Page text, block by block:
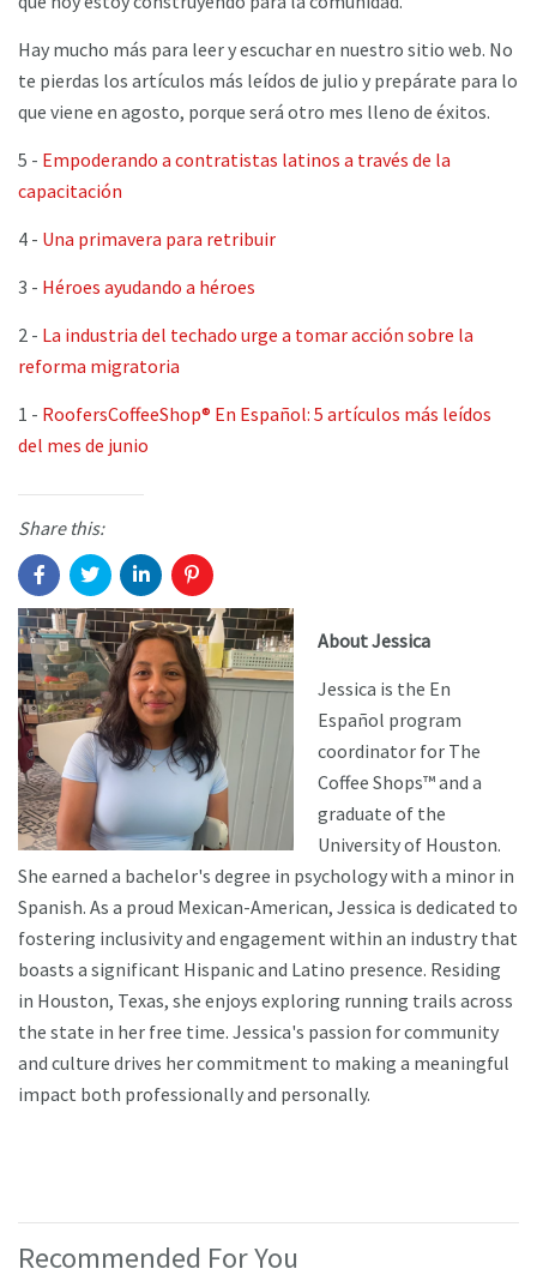
Hay mucho más para leer y escuchar en nuestro sitio web. No
te pierdas los artículos más leídos de julio y prepárate para lo
que viene en agosto, porque será otro mes lleno de éxitos.
5 - Empoderando a contratistas latinos a través de la
capacitación
4 - Una primavera para retribuir
3 - Héroes ayudando a héroes
2 - La industria del techado urge a tomar acción sobre la
reforma migratoria
1 - RoofersCoffeeShop® En Español: 5 artículos más leídos
del mes de junio
Share this:
About Jessica
Jessica is the En
Español program
coordinator for The
Coffee Shops™ and a
graduate of the
University of Houston.
She earned a bachelor's degree in psychology with a minor in
Spanish. As a proud Mexican-American, Jessica is dedicated to
fostering inclusivity and engagement within an industry that
boasts a significant Hispanic and Latino presence. Residing
in Houston, Texas, she enjoys exploring running trails across
the state in her free time. Jessica's passion for community
and culture drives her commitment to making a meaningful
impact both professionally and personally.
Recommended For You